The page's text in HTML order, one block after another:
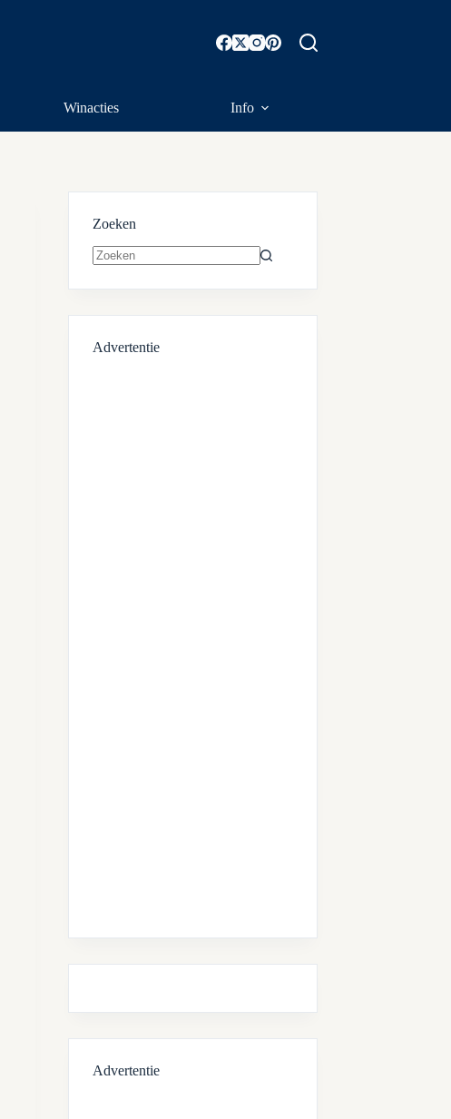
Winacties Info
Zoeken
resultaten
Advertentie
Advertentie